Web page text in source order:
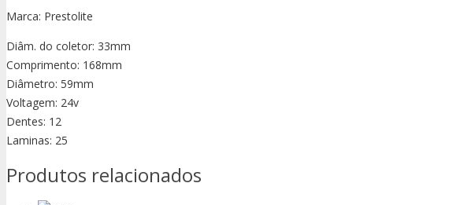
Marca: Prestolite
Diâm. do coletor: 33mm
Comprimento: 168mm
Diâmetro: 59mm
Voltagem: 24v
Dentes: 12
Laminas: 25
Produtos relacionados